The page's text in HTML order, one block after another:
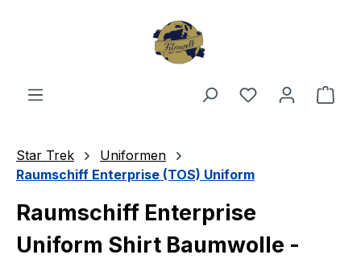
Du hast 0
Star Trek
Uniformen
Raumschiff Enterprise (TOS) Uniform
Raumschiff Enterprise
Uniform Shirt Baumwolle -